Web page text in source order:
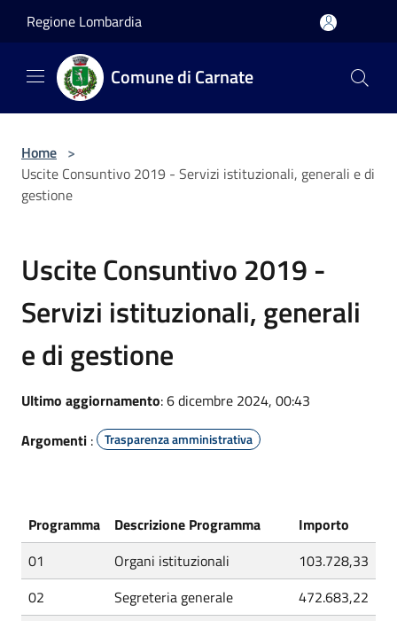
Regione Lombardia
Comune di Carnate
Home >
Uscite Consuntivo 2019 - Servizi istituzionali, generali e di
gestione
Uscite Consuntivo 2019 -
Servizi istituzionali, generali
e di gestione
Ultimo aggiornamento: 6 dicembre 2024, 00:43
Argomenti : Trasparenza amministrativa
Programma Descrizione Programma
Importo
01
Organi istituzionali
103.728,33
02
Segreteria generale
472.683,22